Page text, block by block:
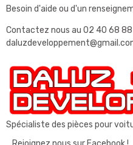
Besoin d'aide ou d'un
Contactez nous au 02 40 68
Spécialiste des pièces pour